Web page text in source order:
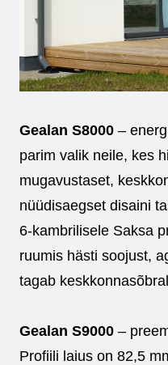
Gealan S8000 –
parim valik neile, kes
mugavustaset,
nüüdisaegset disaini
6-kambrilisele Saksa
ruumis hästi soojust,
tagab
Gealan S9000 –
Profiili laius on 82,5